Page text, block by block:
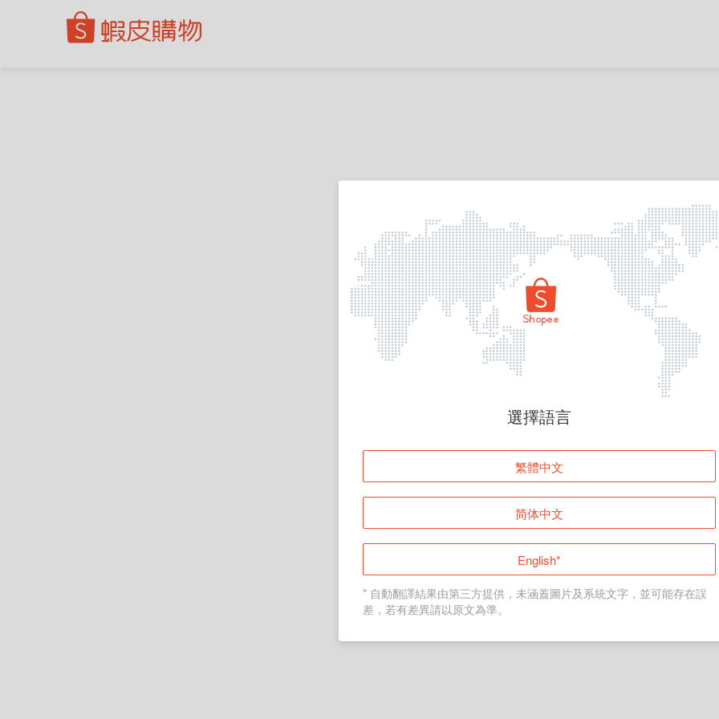
頁面無法顯示
登入
返回首頁
選擇語言
繁體中文
简体中文
English*
* 自動翻譯結果由第三方提供，未涵蓋圖片及系統文字，並可能存在誤
差，若有差異請以原文為準。